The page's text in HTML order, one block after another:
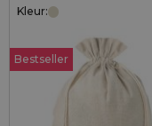
Kleur:
Bestseller